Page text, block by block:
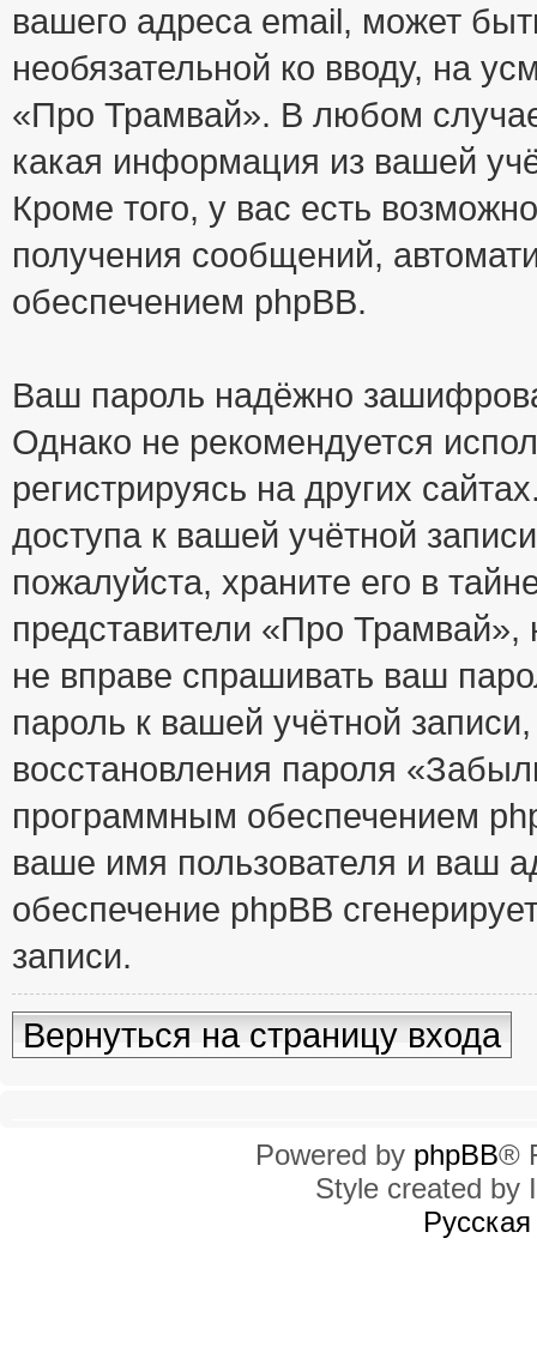
вашего адреса email, может
необязательной ко вводу, на
«Про Трамвай». В любом
какая информация из вашей
Кроме того, у вас есть
получения сообщений,
обеспечением phpBB.
Ваш пароль надёжно
Однако не рекомендуется
регистрируясь на других
доступа к вашей учётной
пожалуйста, храните его в
представители «Про Трамвай»,
не вправе спрашивать ваш
пароль к вашей учётной
восстановления пароля
программным обеспечением
ваше имя пользователя и ваш
обеспечение phpBB
записи.
Вернуться на страницу входа
Powered by phpBB®
Style created by